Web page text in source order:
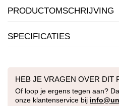
PRODUCTOMSCHRIJVING
SPECIFICATIES
HEB JE VRAGEN OVER DIT
Of loop je ergens tegen aan?
onze klantenservice bij